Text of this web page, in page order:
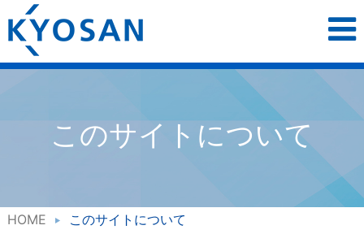
このサイトについて
HOME このサイトについて